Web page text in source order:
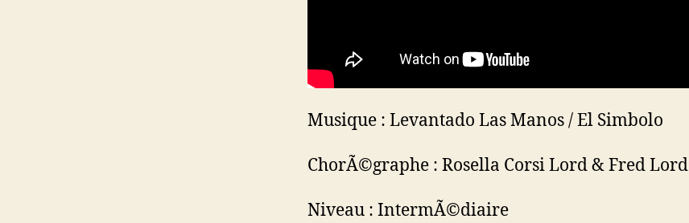
Musique : Levantado Las Manos / El Simbolo
ChorÃ©graphe : Rosella Corsi Lord & Fred Lord
Niveau : IntermÃ©diaire